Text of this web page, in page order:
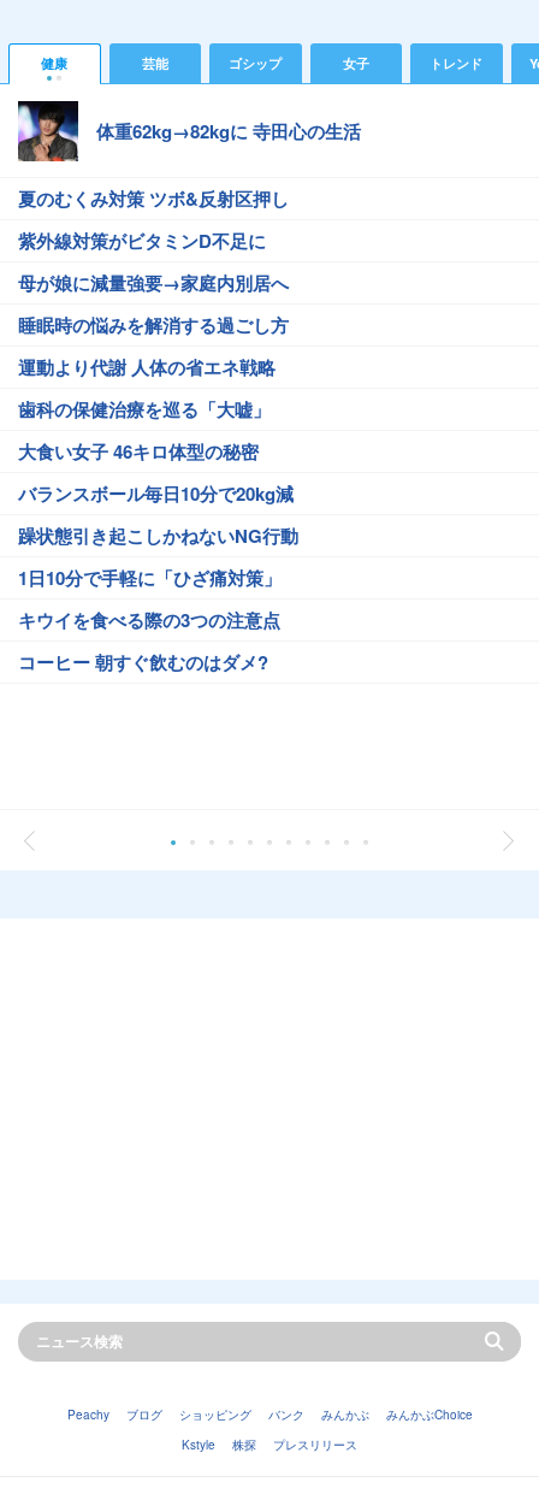
健康 芸能 ゴシップ 女子 トレンド
体重62kg→82kgに 寺田心の生活
夏のむくみ対策 ツボ&反射区押し
紫外線対策がビタミンD不足に
母が娘に減量強要→家庭内別居へ
睡眠時の悩みを解消する過ごし方
運動より代謝 人体の省エネ戦略
歯科の保健治療を巡る「大嘘」
大食い女子 46キロ体型の秘密
バランスボール毎日10分で20kg減
躁状態引き起こしかねないNG行動
1日10分で手軽に「ひざ痛対策」
キウイを食べる際の3つの注意点
コーヒー 朝すぐ飲むのはダメ?
Peachy ブログ ショッピング バンク みんかぶ
みんかぶChoice
Kstyle
株探 プレスリリース